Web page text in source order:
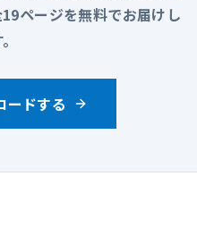
ページを無料でお届けし
ードする